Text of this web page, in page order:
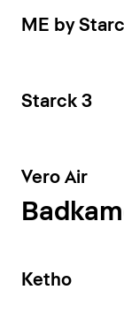
ME by
Starck 3
Vero Air
Ketho